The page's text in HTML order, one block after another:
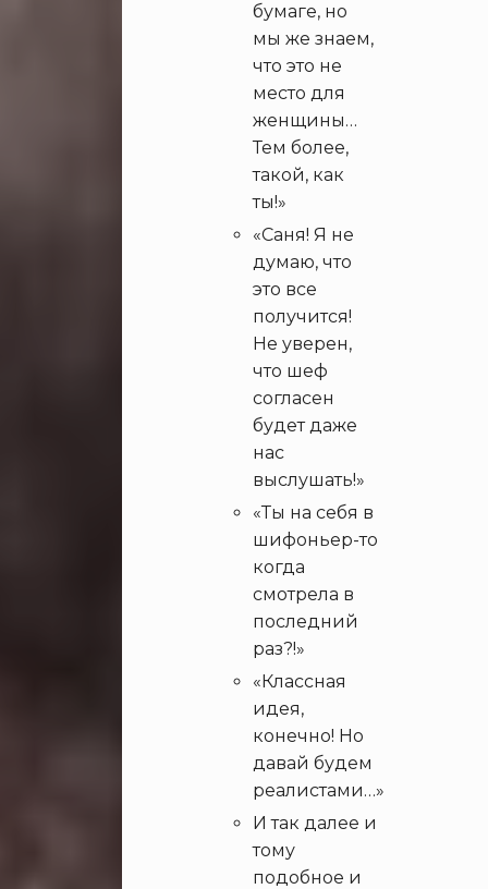
бумаге, но
мы же знаем,
что это не
место для
женщины…
Тем более,
такой, как
ты!»
«Саня! Я не
думаю, что
это все
получится!
Не уверен,
что шеф
согласен
будет даже
нас
выслушать!»
«Ты на себя в
шифоньер-то
когда
смотрела в
последний
раз?!»
«Классная
идея,
конечно! Но
давай будем
реалистами…»
И так далее и
тому
подобное и